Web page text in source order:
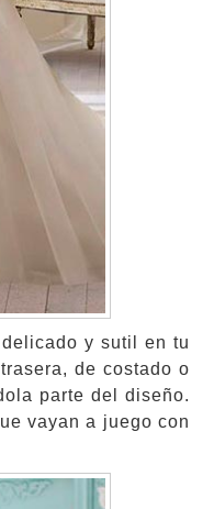
y sutil en tu
de costado o
parte del diseño.
vayan a juego con